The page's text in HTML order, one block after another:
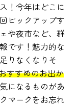
！今年はどこに
ピックアップす
や夜市など、群
です！魅力的な
りなくなりそ
すすめのお出か
になるものがあ
マークをお忘れ